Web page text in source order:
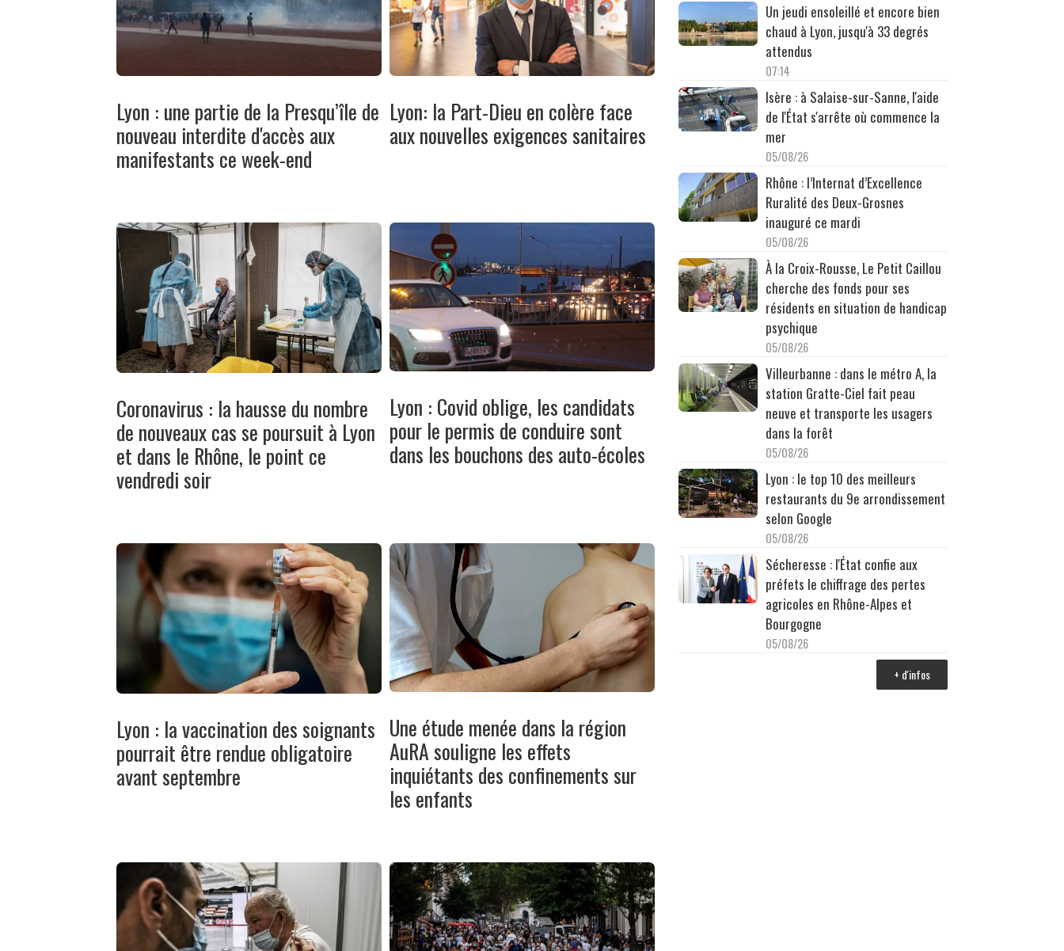
Lyon : une partie de la Presqu’île de
nouveau interdite d'accès aux
manifestants ce week-end
Lyon: la Part-Dieu en colère face
aux nouvelles exigences sanitaires
Coronavirus : la hausse du nombre
de nouveaux cas se poursuit à Lyon
et dans le Rhône, le point ce
vendredi soir
Lyon : Covid oblige, les candidats
pour le permis de conduire sont
dans les bouchons des auto-écoles
Lyon : la vaccination des soignants
pourrait être rendue obligatoire
avant septembre
Une étude menée dans la région
AuRA souligne les effets
inquiétants des confinements sur
les enfants
Un jeudi ensoleillé et encore bien
chaud à Lyon, jusqu'à 33 degrés
attendus
07:14
Isère : à Salaise-sur-Sanne, l'aide
de l'État s'arrête où commence la
mer
05/08/26
Rhône : l’Internat d’Excellence
Ruralité des Deux-Grosnes
inauguré ce mardi
05/08/26
À la Croix-Rousse, Le Petit Caillou
cherche des fonds pour ses
résidents en situation de handicap
psychique
05/08/26
Villeurbanne : dans le métro A, la
station Gratte-Ciel fait peau
neuve et transporte les usagers
dans la forêt
05/08/26
Lyon : le top 10 des meilleurs
restaurants du 9e arrondissement
selon Google
05/08/26
Sécheresse : l'État confie aux
préfets le chiffrage des pertes
agricoles en Rhône-Alpes et
Bourgogne
05/08/26
+ d'infos